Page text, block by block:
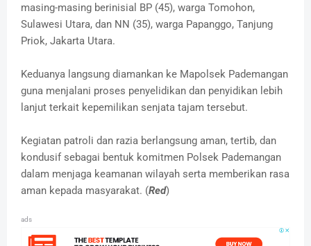
masing-masing berinisial BP (45), warga Tomohon,
Sulawesi Utara, dan NN (35), warga Papanggo, Tanjung
Priok, Jakarta Utara.
Keduanya langsung diamankan ke Mapolsek Pademangan
guna menjalani proses penyelidikan dan penyidikan lebih
lanjut terkait kepemilikan senjata tajam tersebut.
Kegiatan patroli dan razia berlangsung aman, tertib, dan
kondusif sebagai bentuk komitmen Polsek Pademangan
dalam menjaga keamanan wilayah serta memberikan rasa
aman kepada masyarakat. (Red)
ads